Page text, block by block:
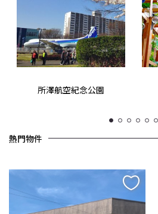
所澤航空紀念公園
1 2 3 4 5 6
熱門物件